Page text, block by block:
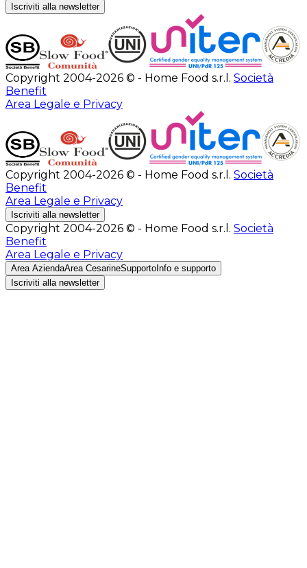
Iscriviti alla newsletter
Copyright 2004-2026 © - Home Food s.r.l. Società
Benefit
Area Legale e Privacy
Copyright 2004-2026 © - Home Food s.r.l. Società
Benefit
Area Legale e Privacy
Iscriviti alla newsletter
Copyright 2004-2026 © - Home Food s.r.l. Società
Benefit
Area Legale e Privacy
Area AziendaArea CesarineSupporto Info e supporto
Iscriviti alla newsletter